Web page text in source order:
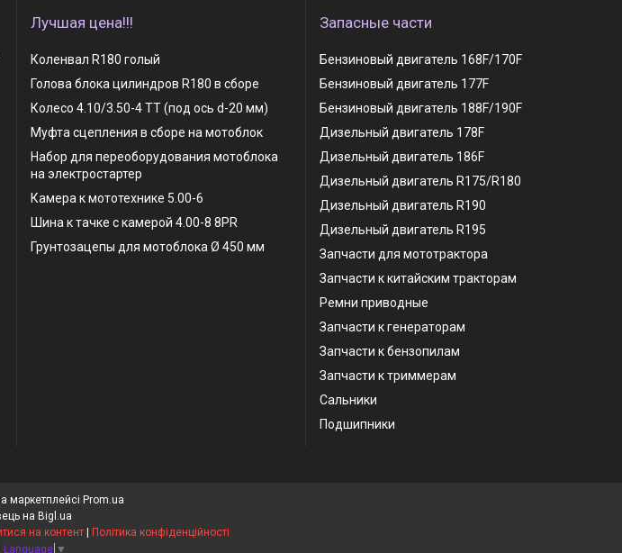
Лучшая цена!!!
Коленвал R180 голый
Голова блока цилиндров R180 в сборе
Колесо 4.10/3.50-4 TT (под ось d-20 мм)
Муфта сцепления в сборе на мотоблок
Набор для переоборудования мотоблока
на электростартер
Камера к мототехнике 5.00-6
Шина к тачке с камерой 4.00-8 8PR
Грунтозацепы для мотоблока Ø 450 мм
Запасные части
Бензиновый двигатель 168F/170F
Бензиновый двигатель 177F
Бензиновый двигатель 188F/190F
Дизельный двигатель 178F
Дизельный двигатель 186F
Дизельный двигатель R175/R180
Дизельный двигатель R190
Дизельный двигатель R195
Запчасти для мототрактора
Запчасти к китайским тракторам
Ремни приводные
Запчасти к генераторам
Запчасти к бензопилам
Запчасти к триммерам
Сальники
Подшипники
маркетплейсі Prom.ua
на Bigl.ua
на контент
Політика конфіденційності
Language ▼